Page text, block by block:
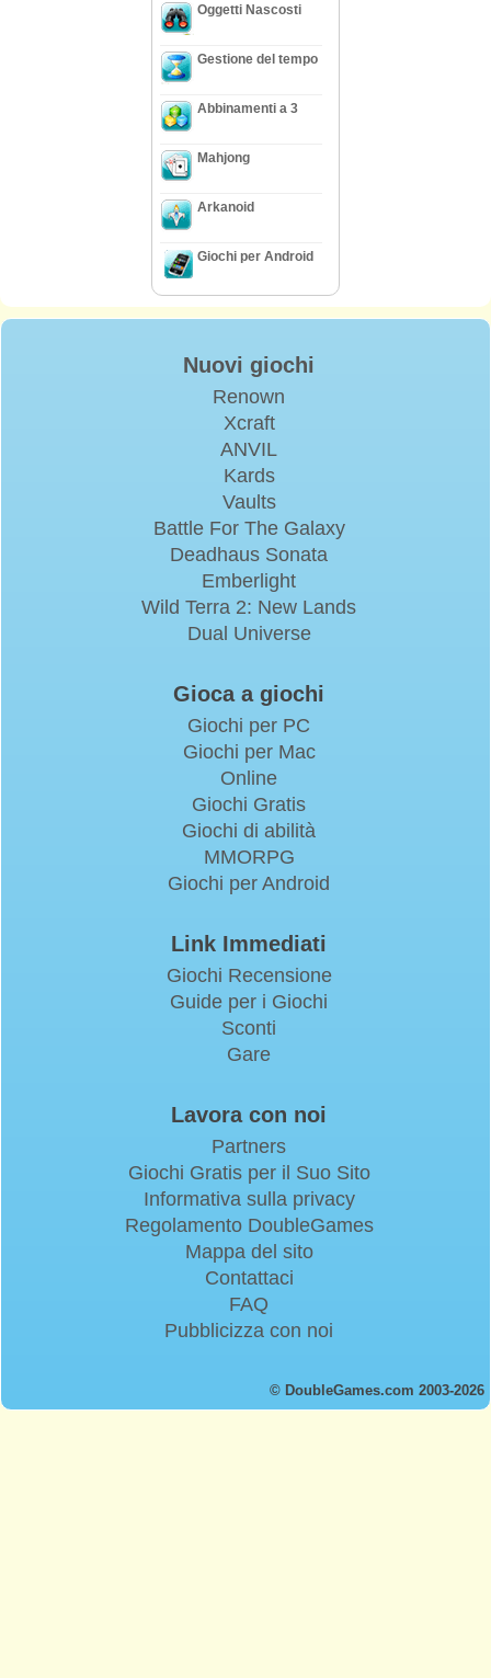
Oggetti Nascosti
Gestione del tempo
Abbinamenti a 3
Mahjong
Arkanoid
Giochi per Android
Nuovi giochi
Renown
Xcraft
ANVIL
Kards
Vaults
Battle For The Galaxy
Deadhaus Sonata
Emberlight
Wild Terra 2: New Lands
Dual Universe
Gioca a giochi
Giochi per PC
Giochi per Mac
Online
Giochi Gratis
Giochi di abilità
MMORPG
Giochi per Android
Link Immediati
Giochi Recensione
Guide per i Giochi
Sconti
Gare
Lavora con noi
Partners
Giochi Gratis per il Suo Sito
Informativa sulla privacy
Regolamento DoubleGames
Mappa del sito
Contattaci
FAQ
Pubblicizza con noi
© DoubleGames.com 2003-2026